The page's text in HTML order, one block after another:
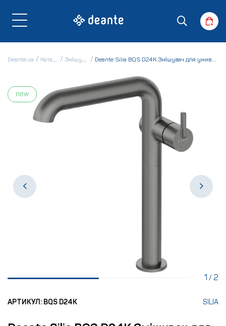
Deante.ua Каталог Змішувачі Deante Silia BQS D24K Змішувач для умивальника
new
1 /2
АРТИКУЛ: BQS D24K SILIA